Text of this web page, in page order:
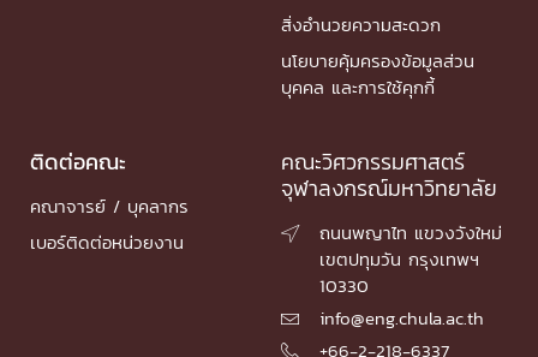
สิ่งอำนวยความสะดวก
นโยบายคุ้มครองข้อมูลส่วน
บุคคล และการใช้คุกกี้
ติดต่อคณะ
คณาจารย์ / บุคลากร
เบอร์ติดต่อหน่วยงาน
คณะวิศวกรรมศาสตร์
จุฬาลงกรณ์มหาวิทยาลัย

ถนนพญาไท แขวงวังใหม่
เขตปทุมวัน กรุงเทพฯ
10330
 info@eng.chula.ac.th
 +66-2-218-6337